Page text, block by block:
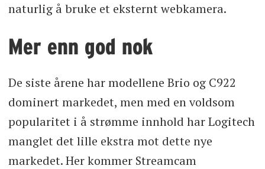
naturlig å bruke et eksternt webkamera.
Mer enn god nok
De siste årene har modellene Brio og C922
dominert markedet, men med en voldsom
popularitet i å strømme innhold har Logitech
manglet det lille ekstra mot dette nye
markedet. Her kommer Streamcam